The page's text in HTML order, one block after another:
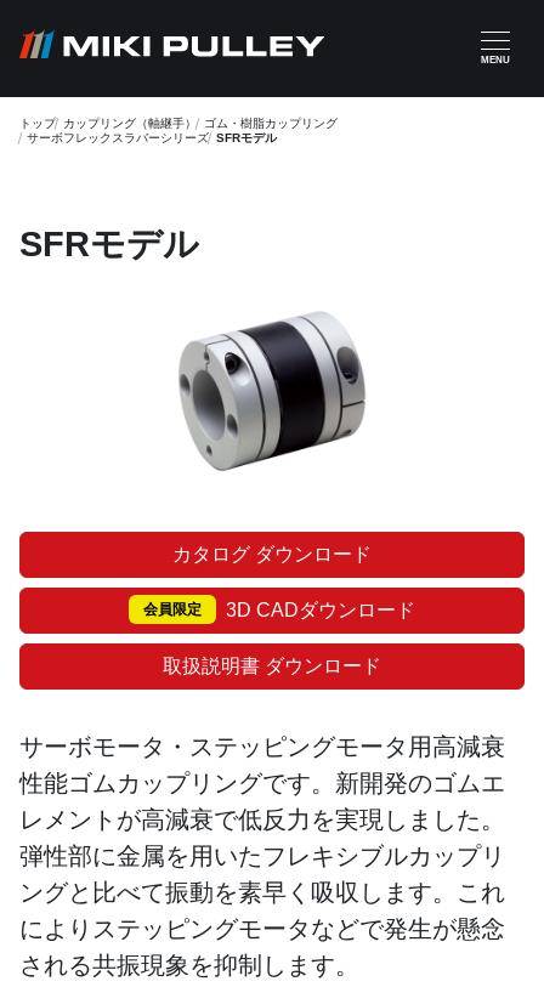
MENU
トップ カップリング（軸継手）
ゴム・樹脂カップリング
サーボフレックスラバーシリーズ SFRモデル
SFRモデル
カタログ ダウンロード
会員限定 3D CADダウンロード
取扱説明書 ダウンロード
サーボモータ・ステッピングモータ用高減衰
性能ゴムカップリングです。新開発のゴムエ
レメントが高減衰で低反力を実現しました。
弾性部に金属を用いたフレキシブルカップリ
ングと比べて振動を素早く吸収します。これ
によりステッピングモータなどで発生が懸念
される共振現象を抑制します。